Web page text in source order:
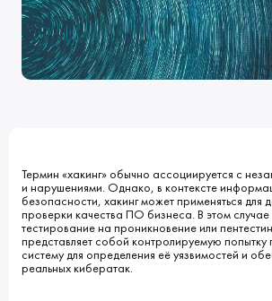
Индустрии
Клиенты
Наши процессы
Блог
Мы в СМИ
Вакансии
Развитие и карьерный рост
КОНТАКТЫ
КОМПАНИЯ
БЛОГ
НОВОСТИ
Термин «хакинг» обычно ассоциируется с
и нарушениями. Однако, в контексте
безопасности, хакинг может применяться для
проверки качества ПО бизнеса. В этом случае
тестирование на проникновение или
представляет собой контролируемую попытку
систему для определения её уязвимостей и
реальных кибератак.